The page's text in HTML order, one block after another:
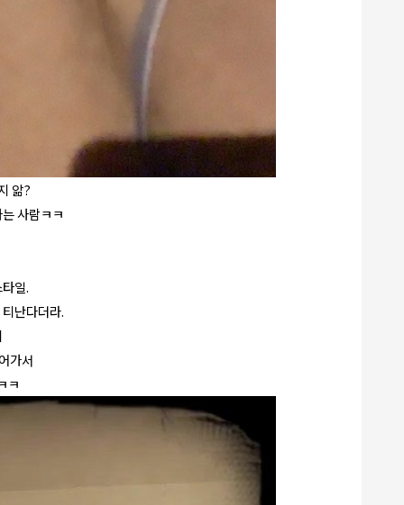
앎?
사람ㅋㅋ
일.
난다더라.
가서
ㅋ